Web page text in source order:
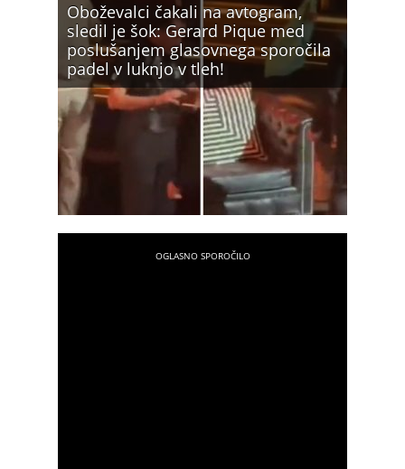
Oboževalci čakali na avtogram,
sledil je šok: Gerard Pique med
poslušanjem glasovnega sporočila
padel v luknjo v tleh!